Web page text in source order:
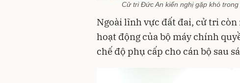
Cử tri Đức An kiến nghị gặp khó
Ngoài lĩnh vực đất đai, cử tri
hoạt động của bộ máy chính
chế độ phụ cấp cho cán bộ sau